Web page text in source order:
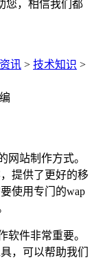
您，相信我们都
讯 > 技术知识 >
网站制作方式。
提供了更好的移
使用专门的wap
软件非常重要。
，可以帮助我们